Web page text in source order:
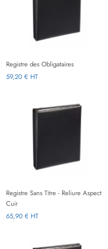
Registre des Obligataires
59,20 € HT
Registre Sans Titre - Reliure Aspect
Cuir
65,90 € HT